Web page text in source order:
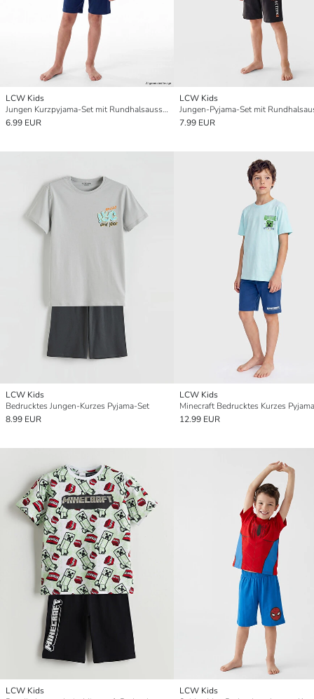
LCW Kids
Jungen Kurzpyjama-Set mit Rundhalsausschnitt
6.99 EUR
LCW Kids
7.99 EUR
LCW Kids
Bedrucktes Jungen-Kurzes Pyjama-Set
8.99 EUR
LCW Kids
12.99 EUR
LCW Kids
LCW Kids